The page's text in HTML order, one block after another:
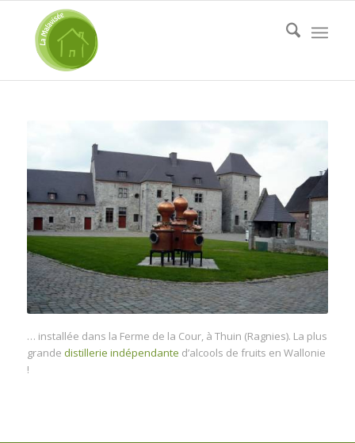
… installée dans la Ferme de la Cour, à Thuin (Ragnies). La plus
grande distillerie indépendante d’alcools de fruits en Wallonie
!